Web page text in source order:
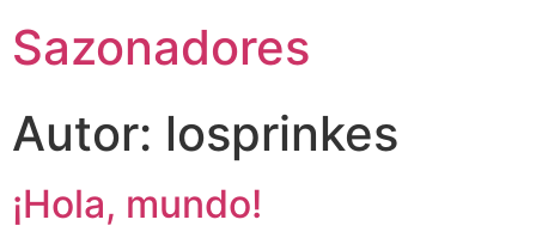
Sazonadores
Autor: losprinkes
¡Hola, mundo!